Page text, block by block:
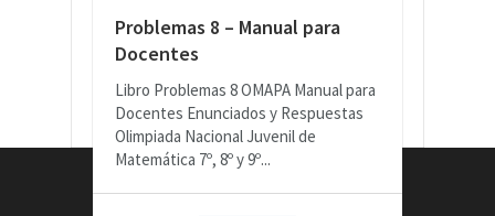
Problemas 8 – Manual para
Docentes
Libro Problemas 8 OMAPA Manual para
Docentes Enunciados y Respuestas
Olimpiada Nacional Juvenil de
Matemática 7º, 8º y 9º...